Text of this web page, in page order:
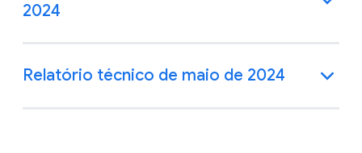
2024
Relatório técnico de maio de 2024